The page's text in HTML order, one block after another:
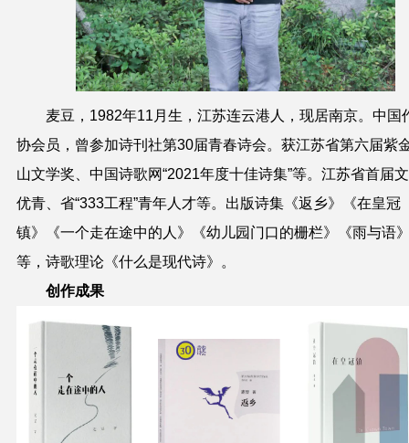
麦豆 ，1982年11月生，江苏连云港人，现居南京。中国
协会员，曾参加诗刊社第30届青春诗会。获江苏省第六届紫
山文学奖、中国诗歌网“2021年度十佳诗集”等。江苏省首届
优青、省“333工程”青年人才等。出版诗集《返乡》《在皇冠
镇》《一个走在途中的人》《幼儿园门口的栅栏》《雨与语
等，诗歌理论《什么是现代诗》。
创作成果